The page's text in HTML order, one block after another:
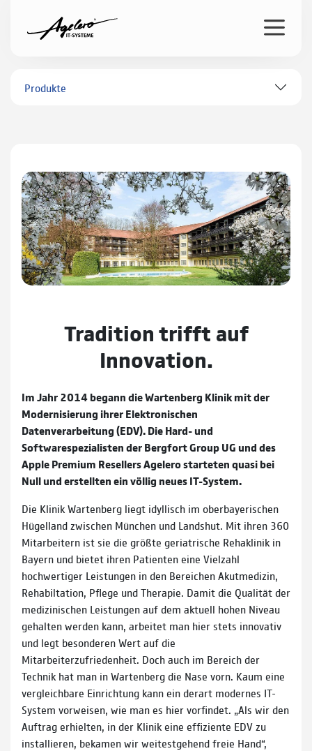
Produkte
Tradition trifft auf
Innovation.
Im Jahr 2014 begann die Wartenberg Klinik mit der
Modernisierung ihrer Elektronischen
Datenverarbeitung (EDV). Die Hard- und
Softwarespezialisten der Bergfort Group UG und des
Apple Premium Resellers Agelero starteten quasi bei
Null und erstellten ein völlig neues IT-System.
Die Klinik Wartenberg liegt idyllisch im oberbayerischen
Hügelland zwischen München und Landshut. Mit ihren 360
Mitarbeitern ist sie die größte geriatrische Rehaklinik in
Bayern und bietet ihren Patienten eine Vielzahl
hochwertiger Leistungen in den Bereichen Akutmedizin,
Rehabiltation, Pflege und Therapie. Damit die Qualität der
medizinischen Leistungen auf dem aktuell hohen Niveau
gehalten werden kann, arbeitet man hier stets innovativ
und legt besonderen Wert auf die
Mitarbeiterzufriedenheit. Doch auch im Bereich der
Technik hat man in Wartenberg die Nase vorn. Kaum eine
vergleichbare Einrichtung kann ein derart modernes IT-
System vorweisen, wie man es hier vorfindet. „Als wir den
Auftrag erhielten, in der Klinik eine effiziente EDV zu
installieren, bekamen wir weitestgehend freie Hand“,